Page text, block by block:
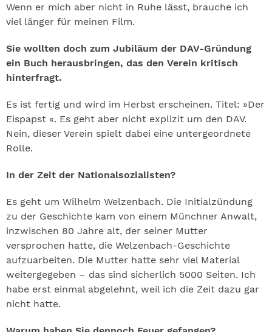
Wenn er mich aber nicht in Ruhe lässt, brauche ich
viel länger für meinen Film.
Sie wollten doch zum Jubiläum der DAV-Gründung
ein Buch herausbringen, das den Verein kritisch
hinterfragt.
Es ist fertig und wird im Herbst erscheinen. Titel: »Der
Eispapst «. Es geht aber nicht explizit um den DAV.
Nein, dieser Verein spielt dabei eine untergeordnete
Rolle.
In der Zeit der Nationalsozialisten?
Es geht um Wilhelm Welzenbach. Die Initialzündung
zu der Geschichte kam von einem Münchner Anwalt,
inzwischen 80 Jahre alt, der seiner Mutter
versprochen hatte, die Welzenbach-Geschichte
aufzuarbeiten. Die Mutter hatte sehr viel Material
weitergegeben – das sind sicherlich 5000 Seiten. Ich
habe erst einmal abgelehnt, weil ich die Zeit dazu gar
nicht hatte.